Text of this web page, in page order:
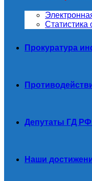
Прокуратура
Депутаты ГД
Наши